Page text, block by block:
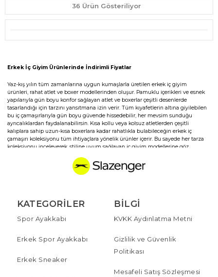
36 Ürün Gösteriliyor
Erkek İç Giyim Ürünlerinde İndirimli Fiyatlar
Yaz-kış yılın tüm zamanlarına uygun kumaşlarla üretilen erkek iç giyim
ürünleri, rahat atlet ve boxer modellerinden oluşur. Pamuklu içerikleri ve esnek
yapılarıyla gün boyu konfor sağlayan atlet ve boxerlar çeşitli desenlerde
tasarlandığı için tarzını yansıtmana izin verir. Tüm kıyafetlerin altına giyilebilen
bu iç çamaşırlarıyla gün boyu güvende hissedebilir, her mevsim sunduğu
ayrıcalıklardan faydalanabilirsin. Kısa kollu veya kolsuz atletlerden çeşitli
kalıplara sahip uzun-kısa boxerlara kadar rahatlıkla bulabileceğin erkek iç
çamaşırı koleksiyonu tüm ihtiyaçlara yönelik ürünler içerir. Bu sayede her tarza
koleksiyonu inceleyerek, stiline uyum sağlayan iç giyim modellerine göz
sıcak zamanları tercih edilen ve tamamen pamuktan yapılan en sağlıklı erkek iç
modelleri ise rahat hareket etmene izin verir ve vücudunun şeklini alarak
boxerlar, siyah, beyaz, lacivert ve gri gibi nötr ve erkek gardıroplarının
vazgeçilmez renklerinde üretilir. Ayrıca enerjik desenlerde de tasarlanan
boxerlar farklı renk bel lastikleri ile dikkat çekici stiller elde etmene yardımcı
sayesinde her kullanıcıya uyum sağlar. Uygun aralıklarla sunulan erkek boxer
KATEGORILER
Spor Ayakkabı
Erkek Spor Ayakkabı
Erkek Sneaker
BILGI
KVKK Aydınlatma Metni
Gizlilik ve Güvenlik
Politikası
Mesafeli Satış Sözleşmesi